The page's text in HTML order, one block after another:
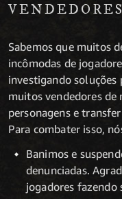
Sabemos que muitos
incômodas de
investigando soluções
muitos vendedores de
personagens e
Para combater isso,
Banimos e
denunciadas.
jogadores fazendo